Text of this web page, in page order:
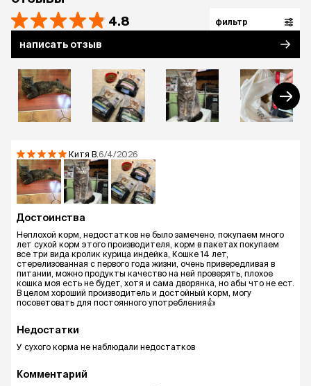
дополнительная специализированная
поддержка почек, обратитесь к ветеринару.
комплекса нутриентов на показатели здоровья
Purina R&D Amiens, France. ***Рекомендовано
большинством опрошенных ветеринарных
специалистов, консультирующих и/или дающих
рекомендации по кормлению домашних
проведенного АО "МИЦ". ИНН 7709027118, по
заказу ООО "Нестле Россия" в 2025 г. Выборка:
307 человек. География: Россия, города с
населением от 500 тыс. чел.
4.8 фильтр
написать отзыв
Китя В. 6/4/2026
Достоинства
Неплохой корм, недостатков не было замечено, покупаем много
лет сухой корм этого производителя, корм в пакетах покупаем
все три вида кролик курица индейка, Кошке 14 лет,
стерелизованная с первого года жизни, очень привередливая в
питании, можно продукты качество на ней проверять, плохое
кошка моя есть не будет, хотя и сама дворянка, но абы что не ест.
В целом хороший производитель и достойный корм, могу
посоветовать для постоянного употребления👍
Недостатки
У сухого корма не наблюдали недостатков
Комментарий